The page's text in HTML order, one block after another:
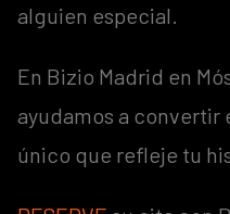
alguien especial.
En Bizio Madrid en
ayudamos a convertir
único que refleje tu